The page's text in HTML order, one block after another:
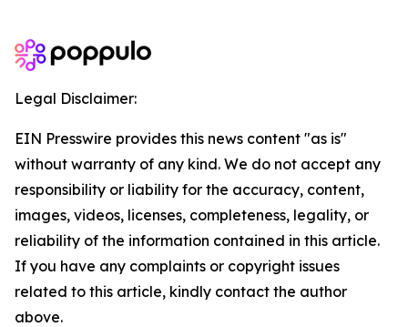
Legal Disclaimer:
EIN Presswire provides this news content "as is"
without warranty of any kind. We do not accept any
responsibility or liability for the accuracy, content,
images, videos, licenses, completeness, legality, or
reliability of the information contained in this article.
If you have any complaints or copyright issues
related to this article, kindly contact the author
above.